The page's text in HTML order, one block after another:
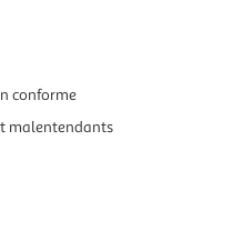
conforme
malentendants